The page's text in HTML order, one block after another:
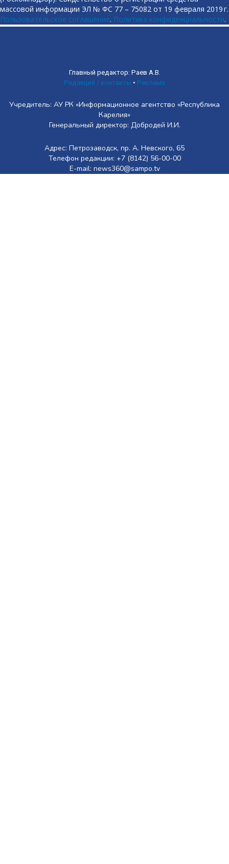
массовой информации ЭЛ № ФС 77 – 75082 от 19 февраля 2019 г.
Пользовательское соглашение. Политика конфиденциальности.
Главный редактор: Раев А.В.
Редакция / контакты • Реклама
Учредитель: АУ РК «Информационное агентство «Республика
Карелия»
Генеральный директор: Добродей И.И.
Адрес: Петрозаводск, пр. А. Невского, 65
Телефон редакции: +7 (8142) 56-00-00
E-mail: news360@sampo.tv